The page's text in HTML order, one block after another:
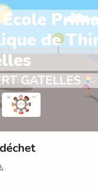
de
GATELLES